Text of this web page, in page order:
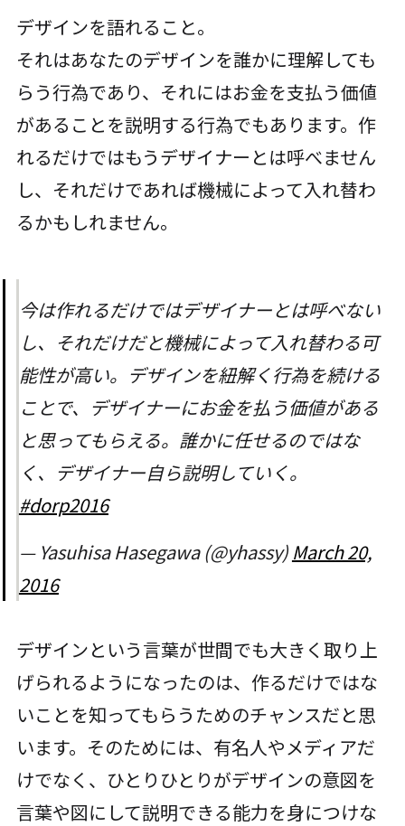
デザインを語れること。
それはあなたのデザインを誰かに理解しても
らう行為であり、それにはお金を支払う価値
があることを説明する行為でもあります。作
れるだけではもうデザイナーとは呼べません
し、それだけであれば機械によって入れ替わ
るかもしれません。
今は作れるだけではデザイナーとは呼べない
し、それだけだと機械によって入れ替わる可
能性が高い。デザインを紐解く行為を続ける
ことで、デザイナーにお金を払う価値がある
と思ってもらえる。誰かに任せるのではな
く、デザイナー自ら説明していく。
#dorp2016
— Yasuhisa Hasegawa (@yhassy) March 20,
2016
デザインという言葉が世間でも大きく取り上
げられるようになったのは、作るだけではな
いことを知ってもらうためのチャンスだと思
います。そのためには、有名人やメディアだ
けでなく、ひとりひとりがデザインの意図を
言葉や図にして説明できる能力を身につけな